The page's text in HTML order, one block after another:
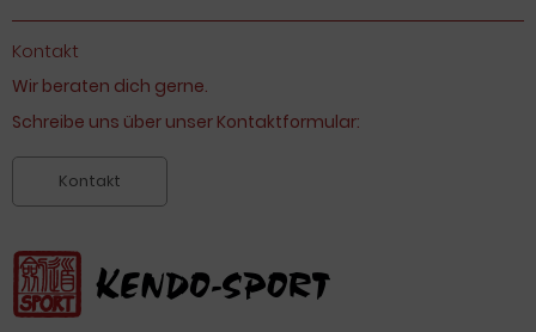
Kontakt
Wir beraten dich gerne.
Schreibe uns über unser Kontaktformular:
Kontakt